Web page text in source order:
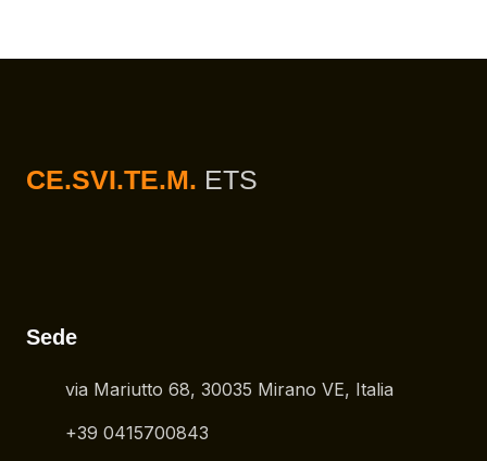
CE.SVI.TE.M. ETS
Sede
via Mariutto 68, 30035 Mirano VE, Italia
+39 0415700843